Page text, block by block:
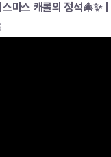
마스 캐롤의 정석🎄✨ |